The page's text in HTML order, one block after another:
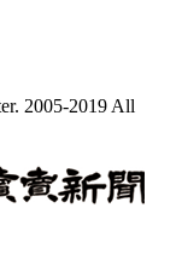
2005-2019 All